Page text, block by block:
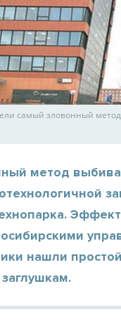
самый зловонный
метод
нашли